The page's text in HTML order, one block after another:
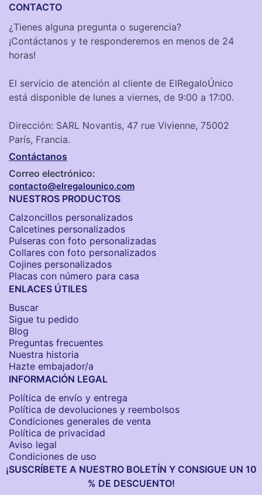
CONTACTO
¿Tienes alguna pregunta o sugerencia?
¡Contáctanos y te responderemos en menos de 24
horas!
El servicio de atención al cliente de ElRegaloÚnico
está disponible de lunes a viernes, de 9:00 a 17:00.
Dirección: SARL Novantis, 47 rue Vivienne, 75002
París, Francia.
Contáctanos
Correo electrónico:
contacto@elregalounico.com
NUESTROS PRODUCTOS
Calzoncillos personalizados​
Calcetines personalizados
Pulseras con foto personalizadas
Collares con foto personalizados
Cojines personalizados
Placas con número para casa
ENLACES ÚTILES
Buscar
Sigue tu pedido
Blog
Preguntas frecuentes
Nuestra historia
Hazte embajador/a
INFORMACIÓN LEGAL
Política de envío y entrega
Política de devoluciones y reembolsos
Condiciones generales de venta
Política de privacidad
Aviso legal
Condiciones de uso
¡SUSCRÍBETE A NUESTRO BOLETÍN Y CONSIGUE UN 10
% DE DESCUENTO!